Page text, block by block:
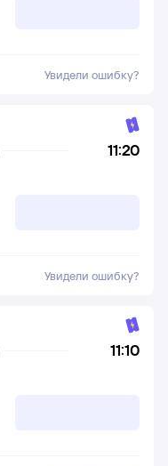
Увидели ошибку?
11:20
Увидели ошибку?
11:10